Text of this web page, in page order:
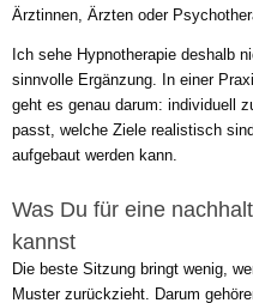
Ärztinnen, Ärzten oder
Ich sehe Hypnotherapie deshalb
sinnvolle Ergänzung. In einer
geht es genau darum: individuell
passt, welche Ziele realistisch
aufgebaut werden kann.
Was Du für eine
kannst
Die beste Sitzung bringt wenig,
Muster zurückzieht. Darum